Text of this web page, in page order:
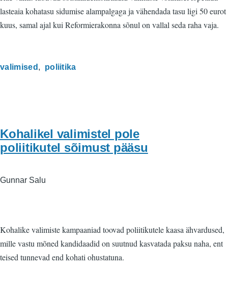
lasteaia kohatasu sidumise alampalgaga ja vähendada tasu ligi 50 eurot
kuus, samal ajal kui Reformierakonna sõnul on vallal seda raha vaja.
valimised poliitika
Kohalikel valimistel pole
poliitikutel sõimust pääsu
Gunnar Salu
Kohalike valimiste kampaaniad toovad poliitikutele kaasa ähvardused,
mille vastu mõned kandidaadid on suutnud kasvatada paksu naha, ent
teised tunnevad end kohati ohustatuna.